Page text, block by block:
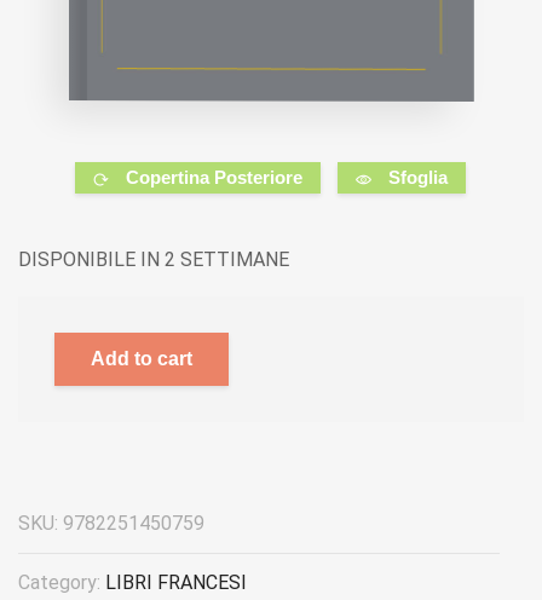
Copertina Posteriore Sfoglia
DISPONIBILE IN 2 SETTIMANE
Add to cart
SKU: 9782251450759
Category: LIBRI FRANCESI